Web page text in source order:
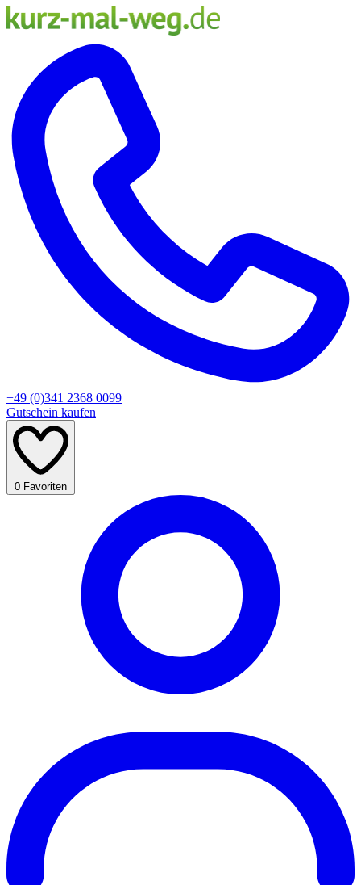
+49 (0)341 2368 0099
Gutschein kaufen
0 Favoriten